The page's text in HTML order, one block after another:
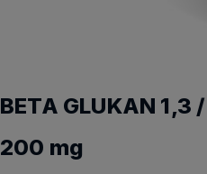
BETA GLUKAN 1,3
200 mg